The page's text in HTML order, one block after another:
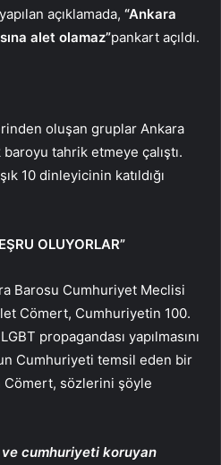
açıklamada, “Ankara
alet olamaz”pankart açıldı.
oluşan gruplar Ankara
tahrik etmeye çalıştı.
10 dinleyicinin katıldığı
OLUYORLAR”
Barosu Cumhuriyet Meclisi
Cömert, Cumhuriyetin 100.
propagandası yapılmasını
Cumhuriyeti temsil eden bir
Cömert, sözlerini şöyle
cumhuriyeti koruyan